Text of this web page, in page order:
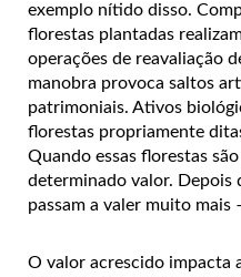
exemplo nítido disso.
florestas plantadas
operações de reavaliação
manobra provoca saltos
patrimoniais. Ativos
florestas propriamente
Quando essas florestas
determinado valor. Depois
passam a valer muito mais
O valor acrescido impacta